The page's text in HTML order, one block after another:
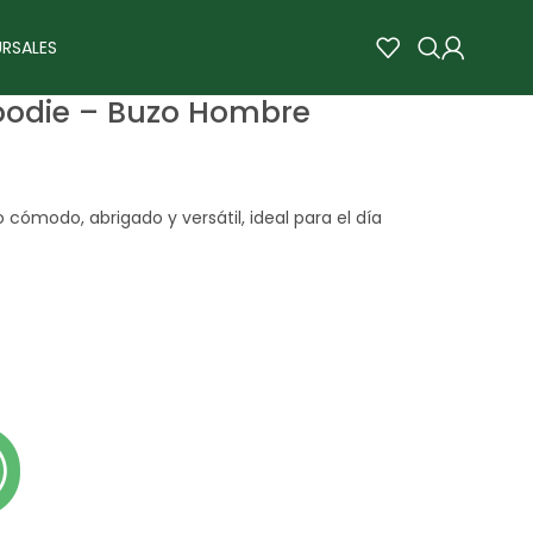
– Buzo Hombre
cómodo, abrigado y versátil, ideal para el día